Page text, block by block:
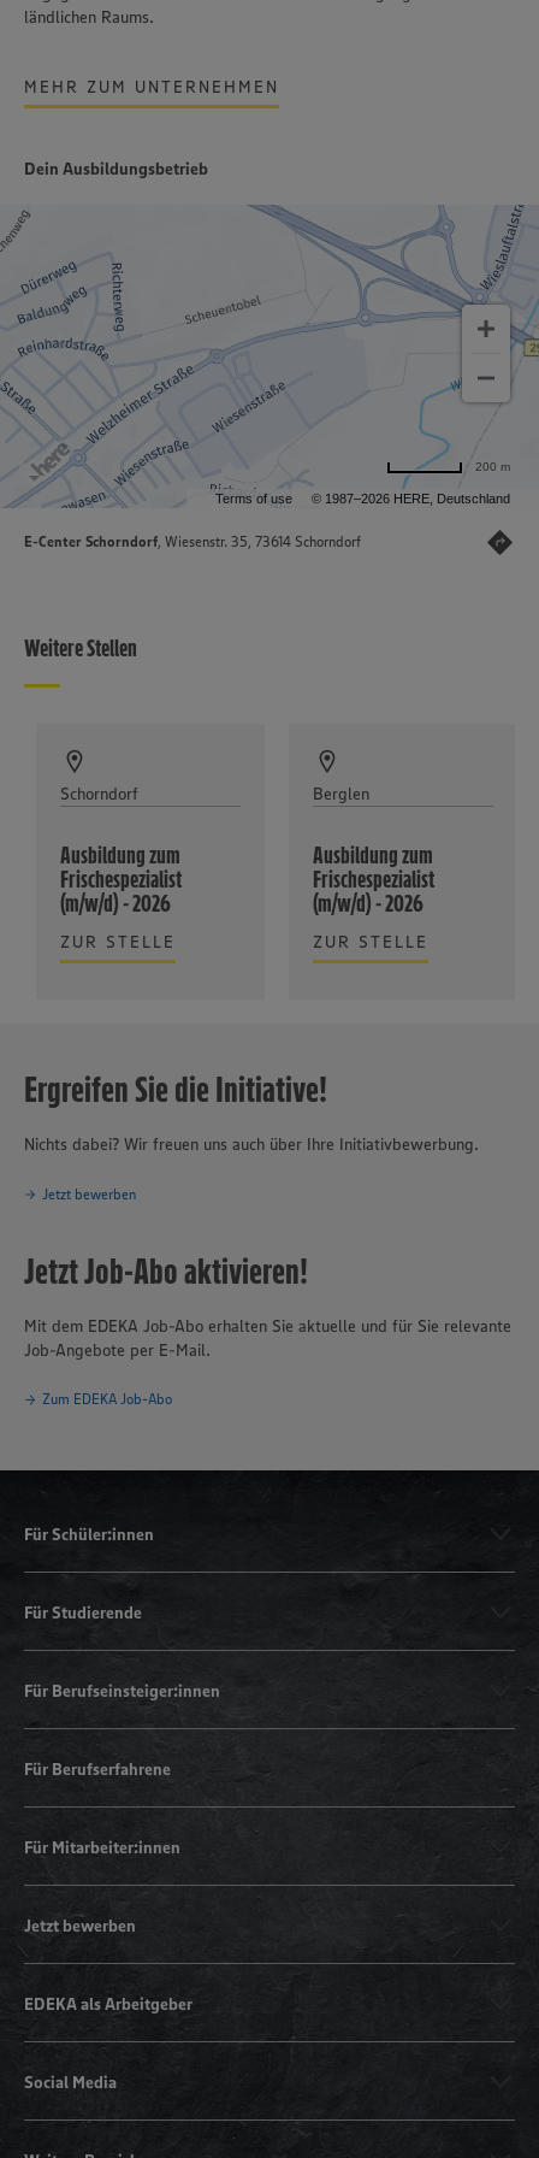
ländlichen Raums.
MEHR ZUM UNTERNEHMEN
Dein Ausbildungsbetrieb
Terms of use © 1987–2026 HERE, Deutschland
200 m
E-Center Schorndorf, Wiesenstr. 35, 73614 Schorndorf
Weitere Stellen
Schorndorf
Ausbildung zum
Frischespezialist
(m/w/d) - 2026
ZUR STELLE
Berglen
Ausbildung zum
Frischespezialist
(m/w/d) - 2026
ZUR STELLE
Ergreifen Sie die Initiative!
Nichts dabei? Wir freuen uns auch über Ihre Initiativbewerbung.
Jetzt bewerben
Jetzt Job-Abo aktivieren!
Mit dem EDEKA Job-Abo erhalten Sie aktuelle und für Sie relevante
Job-Angebote per E-Mail.
Zum EDEKA Job-Abo
Für Schüler:innen
Für Studierende
Für Berufseinsteiger:innen
Für Berufserfahrene
Für Mitarbeiter:innen
Jetzt bewerben
EDEKA als Arbeitgeber
Social Media